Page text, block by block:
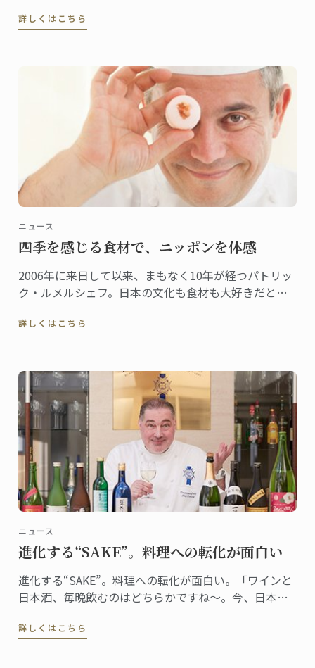
は7年前。「日本人なら誰もが親しむ味ですから、これ
詳しくはこちら
ニュース
四季を感じる食材で、ニッポンを体感
2006年に来日して以来、まもなく10年が経つパトリッ
ク・ルメルシェフ。日本の文化も食材も大好きだとい
は“桜”。日本でも、とてもシーズナルな食材である。
詳しくはこちら
ニュース
進化する“SAKE”。料理への転化が面白い
進化する“SAKE”。料理への転化が面白い。「ワインと
日本酒、毎晩飲むのはどちらかですね～。今、日本酒
ながら、嬉しそうにそう教えてくれたのは、日本校マ
詳しくはこちら